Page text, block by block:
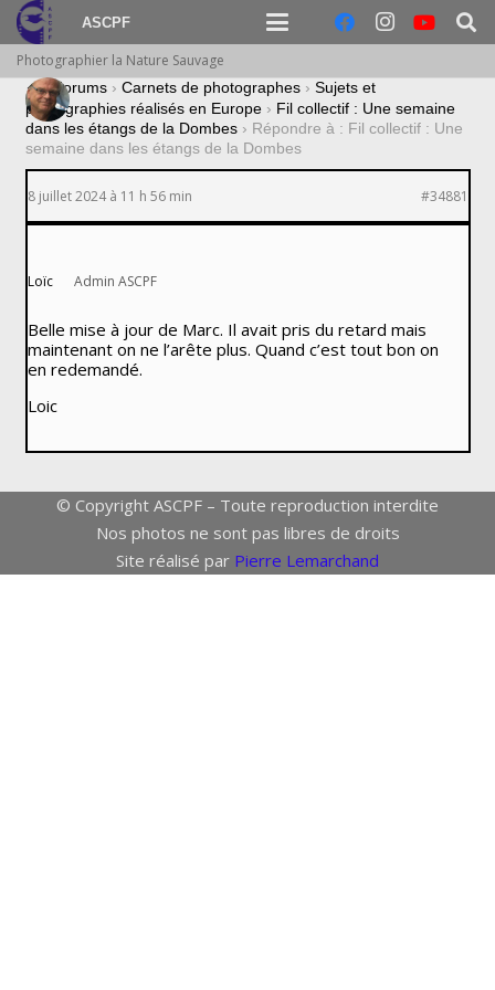
ASCPF
Photographier la Nature Sauvage
› Forums › Carnets de photographes › Sujets et
photographies réalisés en Europe › Fil collectif : Une semaine
dans les étangs de la Dombes › Répondre à : Fil collectif : Une
semaine dans les étangs de la Dombes
8 juillet 2024 à 11 h 56 min #34881
Loïc Admin ASCPF
Belle mise à jour de Marc. Il avait pris du retard mais
maintenant on ne l’arête plus. Quand c’est tout bon on
en redemandé.
Loic
© Copyright ASCPF – Toute reproduction interdite
Nos photos ne sont pas libres de droits
Site réalisé par Pierre Lemarchand